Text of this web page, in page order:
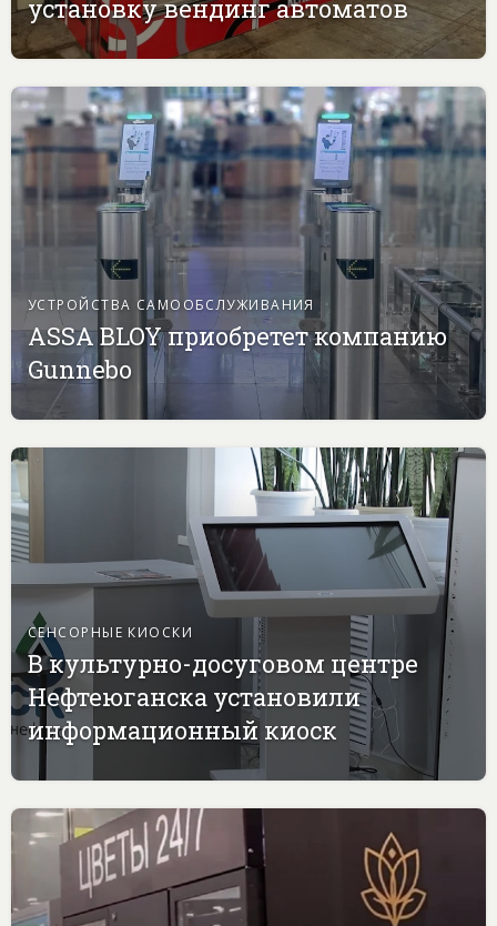
установку вендинг автоматов
УСТРОЙСТВА САМООБСЛУЖИВАНИЯ
ASSA BLOY приобретет компанию
Gunnebo
СЕНСОРНЫЕ КИОСКИ
В культурно-досуговом центре
Нефтеюганска установили
информационный киоск